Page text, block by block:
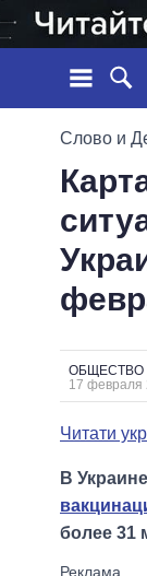
ЛЕНТА
СТАТЬИ
МНЕНИЯ
ВСЕ
МЭРЫ
ВСЕ
Слово и
ОБЩЕСТВО
17 февраля
Читати
В
более 31